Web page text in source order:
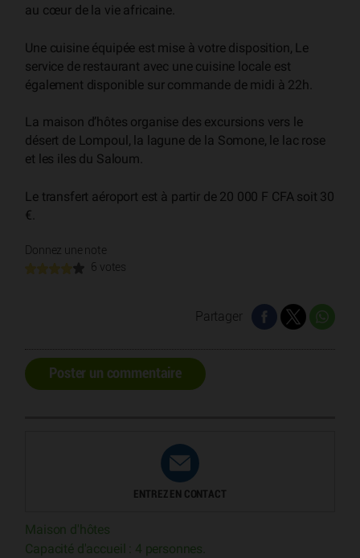
au cœur de la vie africaine.
Une cuisine équipée est mise à votre disposition, Le
service de restaurant avec une cuisine locale est
également disponible sur commande de midi à 22h.
La maison d’hôtes organise des excursions vers le
désert de Lompoul, la lagune de la Somone, le lac rose
et les iles du Saloum.
Le transfert aéroport est à partir de 20 000 F CFA soit 30
€.
Donnez une note
6 votes
Partager
Poster un commentaire
ENTREZ EN CONTACT
Maison d'hôtes
Capacité d'accueil : 4 personnes.